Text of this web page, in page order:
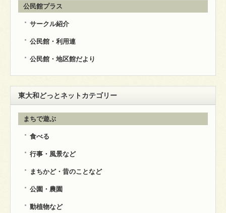
公民館プラス
サークル紹介
公民館・利用連
公民館・地区館だより
東大和どっとネットカテゴリー
まちで遊ぶ
食べる
行事・風景など
まちかど・昔のことなど
公園・農園
動植物など